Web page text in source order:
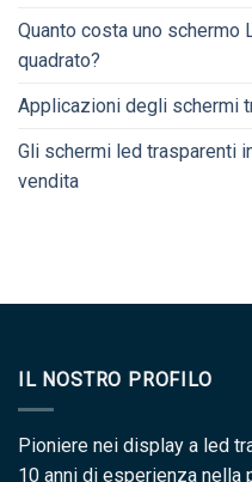
Quanto costa uno schermo
quadrato?
Applicazioni degli schermi
Gli schermi led trasparenti
vendita
IL NOSTRO PROFILO
Pioniere nei display a led
10 anni di esperienza nella